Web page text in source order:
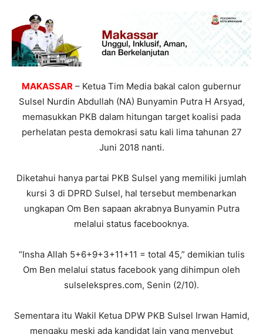
MAKASSAR – Ketua Tim Media bakal calon gubernur
Sulsel Nurdin Abdullah (NA) Bunyamin Putra H Arsyad,
memasukkan PKB dalam hitungan target koalisi pada
perhelatan pesta demokrasi satu kali lima tahunan 27
Juni 2018 nanti.
Diketahui hanya partai PKB Sulsel yang memiliki jumlah
kursi 3 di DPRD Sulsel, hal tersebut membenarkan
ungkapan Om Ben sapaan akrabnya Bunyamin Putra
melalui status facebooknya.
“Insha Allah 5+6+9+3+11+11 = total 45,” demikian tulis
Om Ben melalui status facebook yang dihimpun oleh
sulselekspres.com, Senin (2/10).
Sementara itu Wakil Ketua DPW PKB Sulsel Irwan Hamid,
mengaku meski ada kandidat lain yang menyebut